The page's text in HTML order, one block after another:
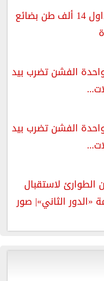
موانئ البحر الأحمر: تداول 14 ألف طن بضائع
واحدة الفشن تضرب بيد
واحدة الفشن تضرب بيد
الطوارئ لاستقبال
«الدور الثاني»| صور